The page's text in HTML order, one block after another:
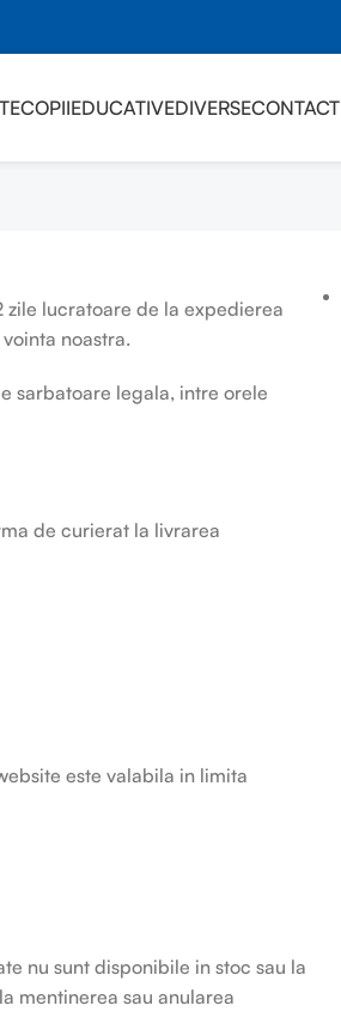
COPIIEDUCATIVEDIVERSECONTACT
lucratoare de la expedierea
noastra.
sarbatoare legala, intre orele
de curierat la livrarea
este valabila in limita
nu sunt disponibile in stoc sau la
mentinerea sau anularea